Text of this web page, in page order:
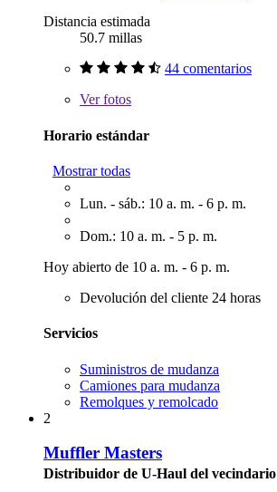
Distancia estimada
50.7 millas
44 comentarios
Verfotos
Horario estándar
Mostrar todas
Lun. - sáb.: 10 a. m. - 6 p. m.
Dom.: 10 a. m. - 5 p. m.
Hoy abierto de 10 a. m. - 6 p. m.
Devolución del cliente 24 horas
Servicios
Suministros de mudanza
Camiones para mudanza
Remolques y remolcado
2
Muffler Masters
Distribuidor de U-Haul del vecindario